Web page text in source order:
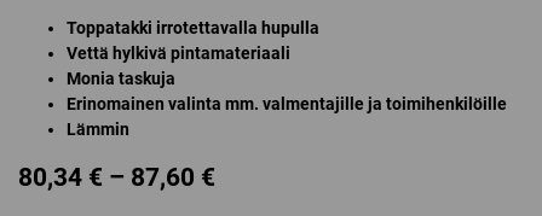
Toppatakki irrotettavalla hupulla
Vettä hylkivä pintamateriaali
Monia taskuja
Erinomainen valinta mm. valmentajille ja toimihenkilöille
Lämmin
80,34 € – 87,60 €